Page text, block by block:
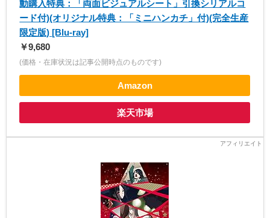
動購入特典：「両面ビジュアルシート」引換シリアルコ
ード付)(オリジナル特典：「ミニハンカチ」付)(完全生産
限定版) [Blu-ray]
￥9,680
(価格・在庫状況は記事公開時点のものです)
Amazon
楽天市場